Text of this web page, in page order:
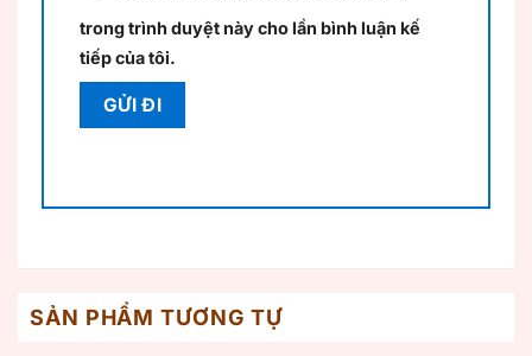
trong trình duyệt này cho lần bình luận kế
tiếp của tôi.
SẢN PHẨM TƯƠNG TỰ